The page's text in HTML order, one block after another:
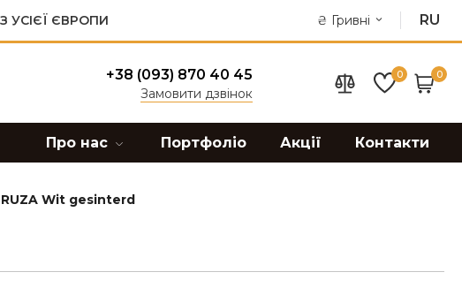
УСІЄЇ ЄВРОПИ ₴ Гривні RU
+38 (093) 870 40 45
Замовити дзвінок
0 0
Про нас Портфоліо Акції Контакти
Wit gesinterd